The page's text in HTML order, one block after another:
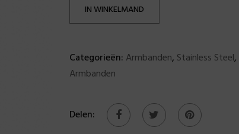
IN WINKELMAND
Categorieën: Armbanden, Stainless Steel,
Armbanden
Delen: